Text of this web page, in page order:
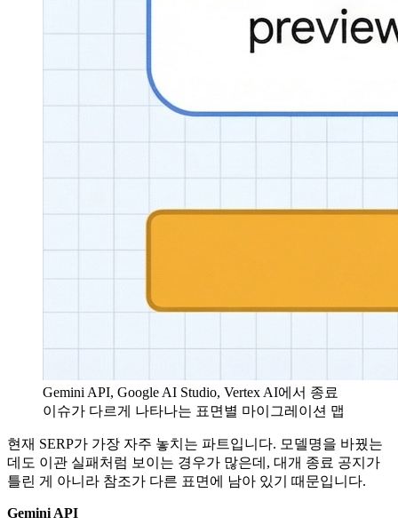
Gemini API, Google AI Studio, Vertex AI에서 종료
이슈가 다르게 나타나는 표면별 마이그레이션 맵
현재 SERP가 가장 자주 놓치는 파트입니다. 모델명을 바꿨는
데도 이관 실패처럼 보이는 경우가 많은데, 대개 종료 공지가
틀린 게 아니라 참조가 다른 표면에 남아 있기 때문입니다.
Gemini API